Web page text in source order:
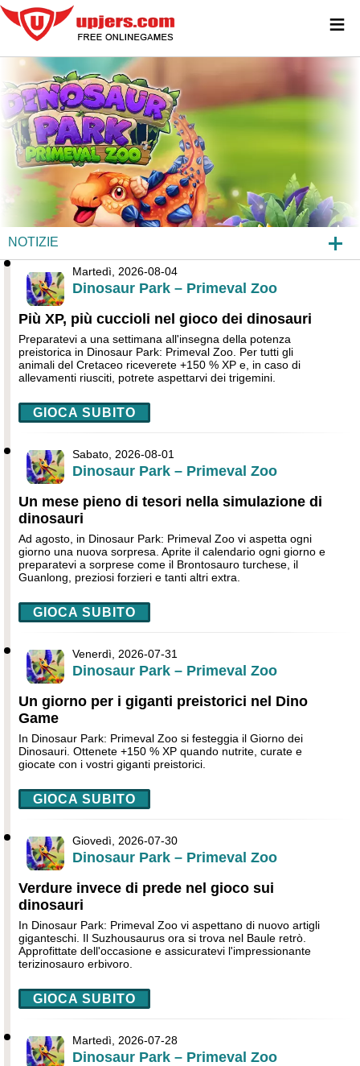
DINOSAUR PARK – PRIMEVAL ZOO
NOTIZIE
CONSIGLI
FAQ
Martedì, 2026-08-04
Dinosaur Park – Primeval Zoo
Più XP, più cuccioli nel gioco dei dinosauri
Preparatevi a una settimana all'insegna della potenza
preistorica in Dinosaur Park: Primeval Zoo. Per tutti gli
animali del Cretaceo riceverete +150 % XP e, in caso di
allevamenti riusciti, potrete aspettarvi dei trigemini.
GIOCA SUBITO
Sabato, 2026-08-01
Dinosaur Park – Primeval Zoo
Un mese pieno di tesori nella simulazione di
dinosauri
Ad agosto, in Dinosaur Park: Primeval Zoo vi aspetta ogni
giorno una nuova sorpresa. Aprite il calendario ogni giorno e
preparatevi a sorprese come il Brontosauro turchese, il
Guanlong, preziosi forzieri e tanti altri extra.
GIOCA SUBITO
Venerdì, 2026-07-31
Dinosaur Park – Primeval Zoo
Un giorno per i giganti preistorici nel Dino
Game
In Dinosaur Park: Primeval Zoo si festeggia il Giorno dei
Dinosauri. Ottenete +150 % XP quando nutrite, curate e
giocate con i vostri giganti preistorici.
GIOCA SUBITO
Giovedì, 2026-07-30
Dinosaur Park – Primeval Zoo
Verdure invece di prede nel gioco sui
dinosauri
In Dinosaur Park: Primeval Zoo vi aspettano di nuovo artigli
giganteschi. Il Suzhousaurus ora si trova nel Baule retrò.
Approfittate dell'occasione e assicuratevi l'impressionante
terizinosauro erbivoro.
GIOCA SUBITO
Martedì, 2026-07-28
Dinosaur Park – Primeval Zoo
≡